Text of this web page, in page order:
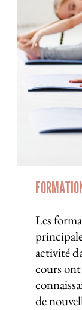
Les
activité
cours
de